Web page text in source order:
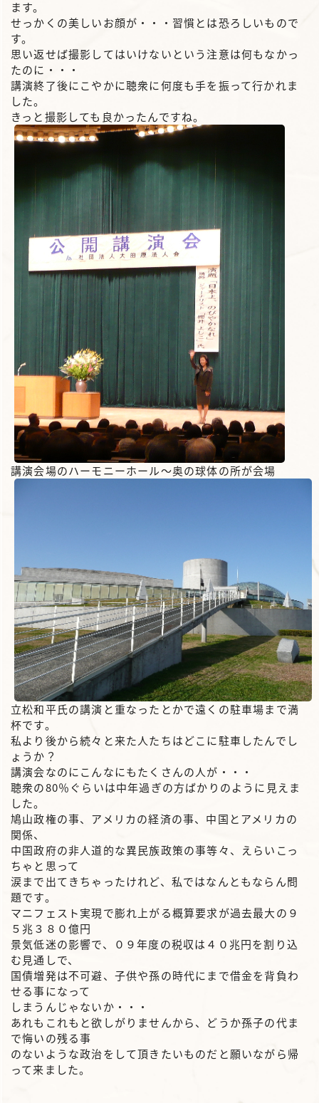
ます。
せっかくの美しいお顔が・・・習慣とは恐ろしいもので
す。
思い返せば撮影してはいけないという注意は何もなかっ
たのに・・・
講演終了後にこやかに聴衆に何度も手を振って行かれま
した。
きっと撮影しても良かったんですね。
講演会場のハーモニーホール～奥の球体の所が会場
立松和平氏の講演と重なったとかで遠くの駐車場まで満
杯です。
私より後から続々と来た人たちはどこに駐車したんでし
ょうか？
講演会なのにこんなにもたくさんの人が・・・
聴衆の80％ぐらいは中年過ぎの方ばかりのように見えま
した。
鳩山政権の事、アメリカの経済の事、中国とアメリカの
関係、
中国政府の非人道的な異民族政策の事等々、えらいこっ
ちゃと思って
涙まで出てきちゃったけれど、私ではなんともならん問
題です。
マニフェスト実現で膨れ上がる概算要求が過去最大の９
５兆３８０億円
景気低迷の影響で、０９年度の税収は４０兆円を割り込
む見通しで、
国債増発は不可避、子供や孫の時代にまで借金を背負わ
せる事になって
しまうんじゃないか・・・
あれもこれもと欲しがりませんから、どうか孫子の代ま
で悔いの残る事
のないような政治をして頂きたいものだと願いながら帰
って来ました。